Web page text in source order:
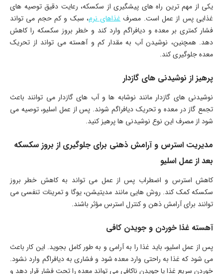
یکی از مهم ترین راه های پیشگیری از سکسکه، رعایت دقیق توصیه های
غذایی پس از عمل است. مصرفغذاهای نرم، سبک و کم حجم می تواند
فشار کمتری بر معده و دیافراگم وارد کند و خطر بروز سکسکه را کاهش
دهد. همچنین، نوشیدن آب به مقدار کم و آهسته می تواند از تحریک
معده جلوگیری کند.
پرهیز از نوشیدنی های گازدار
نوشیدنی های گازدار مانند نوشابه ها و آب های گازدار می توانند باعث
تجمع گاز در معده و تحریک دیافراگم شوند. پس از عمل اسلیو، توصیه می
شود از مصرف این نوع نوشیدنی ها پرهیز کنید.
مدیریت استرس و آرامش ذهنی برای جلوگیری از بروز سکسکه
بعد از عمل اسلیو
کاهش استرس و اضطراب پس از عمل می تواند به کاهش خطر بروز
سکسکه کمک کند. روش هایی مانند مدیتیشن، یوگا و تمرینات تنفسی می
توانند برای آرامش ذهن و کنترل استرس مؤثر باشند.
آهسته غذا خوردن و جویدن کافی
پس از عمل اسلیو، باید غذا را به آرامی و به طور کامل بجوید. این کار باعث
می شود که غذا به راحتی وارد معده شود و فشاری به دیافراگم وارد نشود.
خوردن سریع غذا یا جویدن ناکافی می تواند معده را تحت فشار قرار دهد و